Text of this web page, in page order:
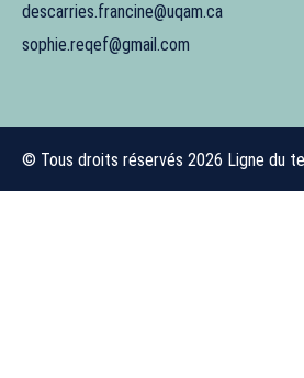
descarries.francine@uqam.ca
sophie.reqef@gmail.com
© Tous droits réservés 2026 Ligne du